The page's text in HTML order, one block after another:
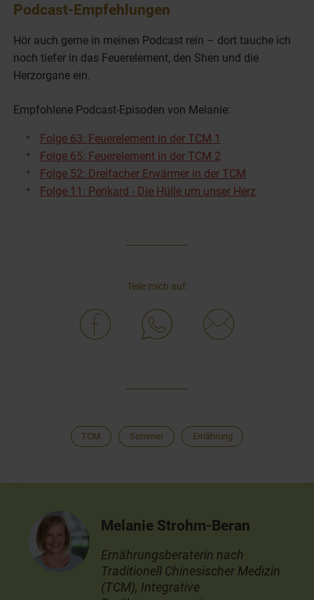
Podcast-Empfehlungen
Hör auch gerne in meinen Podcast rein – dort tauche ich
noch tiefer in das Feuerelement, den Shen und die
Herzorgane ein.
Empfohlene Podcast-Episoden von Melanie:
Folge 63: Feuerelement in der TCM 1
Folge 65: Feuerelement in der TCM 2
Folge 52: Dreifacher Erwärmer in der TCM
Folge 11: Perikard - Die Hülle um unser Herz
Teile mich auf:
TCM Sommer Ernährung
Melanie Strohm-Beran
Ernährungsberaterin nach
Traditionell Chinesischer Medizin
(TCM), Integrative